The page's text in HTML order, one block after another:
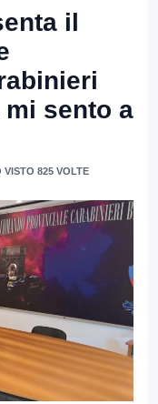
il
mi sento a
VISTO 825 VOLTE